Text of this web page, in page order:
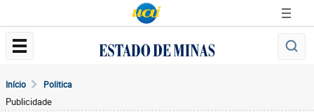
Início Politica
Publicidade